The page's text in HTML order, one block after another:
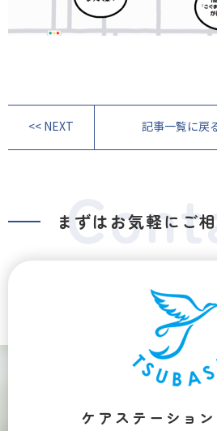
<< NEXT 記事一覧に戻
まずはお気軽にご
ケアステーション